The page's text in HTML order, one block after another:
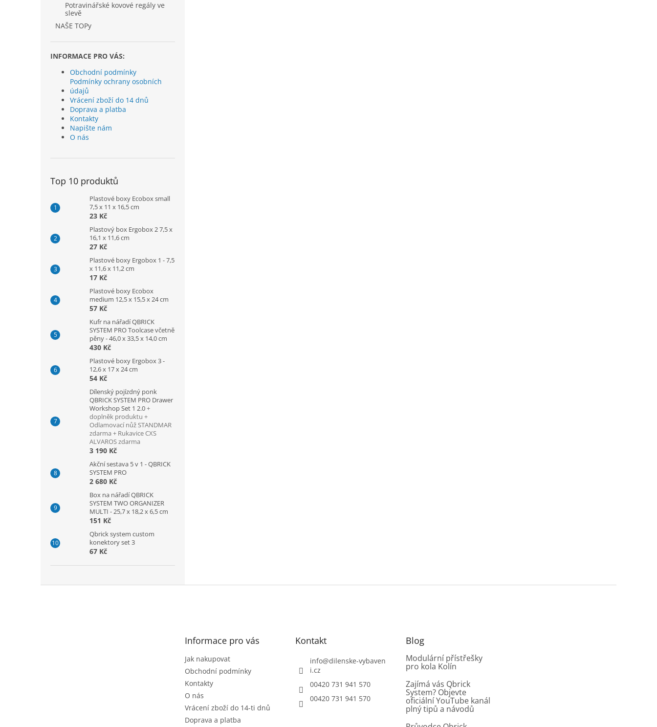
Potravinářské kovové regály ve
slevě
NAŠE TOPy
INFORMACE PRO VÁS:
Obchodní podmínky
Podmínky ochrany osobních
údajů
Vrácení zboží do 14 dnů
Doprava a platba
Kontakty
Napište nám
O nás
Top 10 produktů
Plastové boxy Ecobox small
7,5 x 11 x 16,5 cm
23 Kč
Plastový box Ergobox 2 7,5 x
16,1 x 11,6 cm
27 Kč
Plastové boxy Ergobox 1 - 7,5
x 11,6 x 11,2 cm
17 Kč
Plastové boxy Ecobox
medium 12,5 x 15,5 x 24 cm
57 Kč
Kufr na nářadí QBRICK
SYSTEM PRO Toolcase včetně
pěny - 46,0 x 33,5 x 14,0 cm
430 Kč
Plastové boxy Ergobox 3 -
12,6 x 17 x 24 cm
54 Kč
Dílenský pojízdný ponk
QBRICK SYSTEM PRO Drawer
Workshop Set 1 2.0+
doplněk produktu +
Odlamovací nůž STANDMAR
zdarma + Rukavice CXS
ALVAROS zdarma
3 190 Kč
Akční sestava 5 v 1 - QBRICK
SYSTEM PRO
2 680 Kč
Box na nářadí QBRICK
SYSTEM TWO ORGANIZER
MULTI - 25,7 x 18,2 x 6,5 cm
151 Kč
Qbrick system custom
konektory set 3
67 Kč
Informace pro vás
Jak nakupovat
Obchodní podmínky
Kontakty
O nás
Vrácení zboží do 14-ti dnů
Doprava a platba
Kontakt
info@dilenske-vybaven
i.cz
00420 731 941 570
00420 731 941 570
Blog
Modulární přístřešky
pro kola Kolín
Zajímá vás Qbrick
System? Objevte
oficiální YouTube kanál
plný tipů a návodů